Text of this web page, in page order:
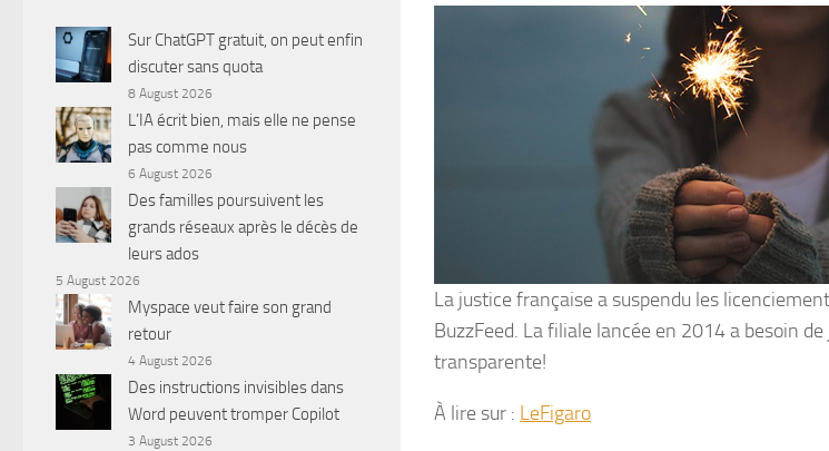
La justice française a suspendu les
BuzzFeed. La filiale lancée en 2014 a besoin
transparente!
À lire sur : LeFigaro
Sur ChatGPT gratuit, on peut enfin
discuter sans quota
8 August 2026
L’IA écrit bien, mais elle ne pense
pas comme nous
6 August 2026
Des familles poursuivent les
grands réseaux après le décès de
leurs ados
5 August 2026
Myspace veut faire son grand
retour
4 August 2026
Des instructions invisibles dans
Word peuvent tromper Copilot
3 August 2026